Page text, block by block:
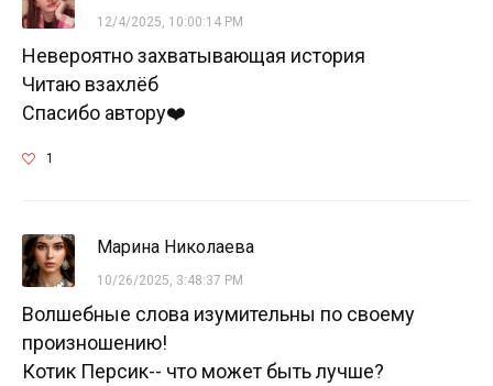
12/4/2025, 10:00:14 PM
Невероятно захватывающая история
Читаю взахлёб
Спасибо автору❤️
1
Марина Николаева
10/26/2025, 3:48:37 PM
Волшебные слова изумительны по своему
произношению!
Котик Персик-- что может быть лучше?